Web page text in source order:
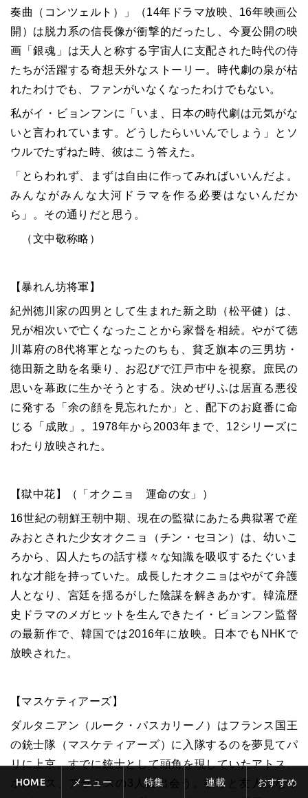
奏曲（コンツェルト）」（14年ドラマ放映、 16年映画公
開）は脱力系の信長像が衝撃的だったし、今夏公開の映
画「銀魂」は天人と称する宇宙人に支配された時代の侍
たちが活躍する奇想天外なストーリー。時代劇の泉が枯
れたわけでも、ファンがいなくなったわけでもない。
私がイ・ビョンフンに「いま、日本の時代劇は元気がな
いと言われています。どうしたらいいんでしょう」とソ
ウルでたずねた時、彼はこう答えた。
「とらわれず、まずは自由に作ってみればいいんだよ。
みんながみんな大河ドラマを作る必要はないんだか
ら」。その通りだと思う。
（文中敬称略）
【暴れん坊将軍】
紀州徳川家の四男として生まれた新之助（松平健）は、
兄が相次いで亡くなったことから家督を相続。やがて徳
川幕府の8代将軍となったのちも、貧乏旗本の三男坊・
徳田新之助を名乗り、お忍びで江戸市中を視察。庶民の
思いを幕政に生かそうとする。決めぜりふは居直る悪役
に発する「余の顔を見忘れたか」と、配下のお庭番に命
じる「成敗」。 1978年から 2003年まで、 12 シリーズに
わたり放映された。
【獄中花】（「オクニョ 運命の女」）
16世紀の朝鮮王朝中期、現在の監獄にあたる典獄署で産
みおとされた少女オクニョ（チン・セヨン）は、幼いこ
ろから、囚人たちの話す様々な知識を吸収するたぐいま
れな才能を持っていた。成長したオクニョはやがて弁護
人となり、宮廷を揺るがした陰謀を解きあかす。韓流歴
史ドラマのメガヒットを生んできたイ・ビョンフン監督
の最新作で、韓国では2016年に放映。日本でも NHK で
放映された。
【マスケティアーズ】
ダルタニアン（ルーク・パスカリーノ）はフランス国王
の銃士隊（マスケティアーズ）に入隊するのを夢見てパ
リに上京。すでに銃士として頭角を現していたアトス、
ポルトス、アラミスの3 人に出会う。彼らと友人になっ
HOME メニュー 特集 連載 おすすめ